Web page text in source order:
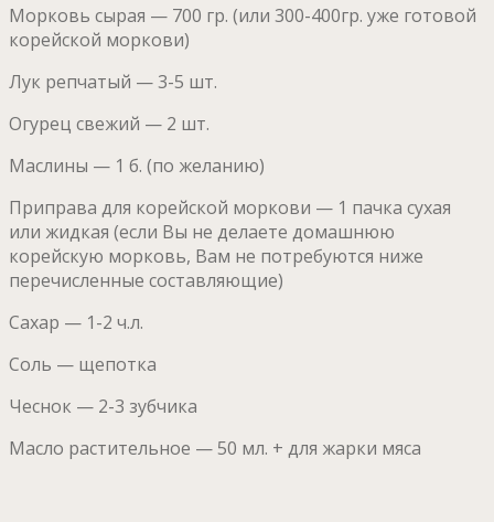
Морковь сырая — 700 гр. (или 300-400гр. уже готовой
корейской моркови)
Лук репчатый — 3-5 шт.
Огурец свежий — 2 шт.
Маслины — 1 б. (по желанию)
Приправа для корейской моркови — 1 пачка сухая
или жидкая (если Вы не делаете домашнюю
корейскую морковь, Вам не потребуются ниже
перечисленные составляющие)
Сахар — 1-2 ч.л.
Соль — щепотка
Чеснок — 2-3 зубчика
Масло растительное — 50 мл. + для жарки мяса